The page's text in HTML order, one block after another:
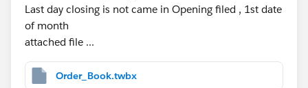
Last day closing is not came in Opening filed , 1st date
of month
attached file ...
Order_Book.twbx